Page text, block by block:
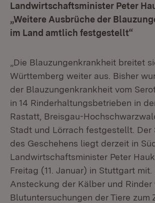
Landwirtschaftsminister Peter
„Weitere Ausbrüche der
im Land amtlich festgestellt“
„Die Blauzungenkrankheit breitet
Württemberg weiter aus. Bisher
der Blauzungenkrankheit vom
in 14 Rinderhaltungsbetrieben in
Rastatt, Breisgau-
Stadt und Lörrach festgestellt. Der
des Geschehens liegt derzeit in
Landwirtschaftsminister Peter
Freitag (11. Januar) in Stuttgart mit.
Ansteckung der Kälber und Rinder
Blutuntersuchungen der Tiere zum